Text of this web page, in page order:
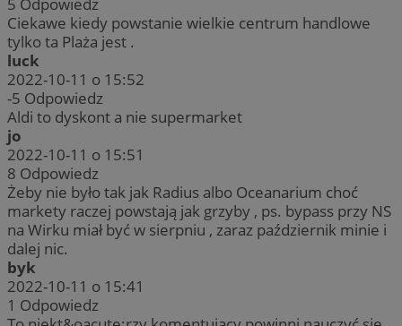
5 Odpowiedz
Ciekawe kiedy powstanie wielkie centrum handlowe
tylko ta Plaża jest .
luck
2022-10-11 o 15:52
-5 Odpowiedz
Aldi to dyskont a nie supermarket
jo
2022-10-11 o 15:51
8 Odpowiedz
Żeby nie było tak jak Radius albo Oceanarium choć
markety raczej powstają jak grzyby , ps. bypass przy NS
na Wirku miał być w sierpniu , zaraz październik minie i
dalej nic.
byk
2022-10-11 o 15:41
1 Odpowiedz